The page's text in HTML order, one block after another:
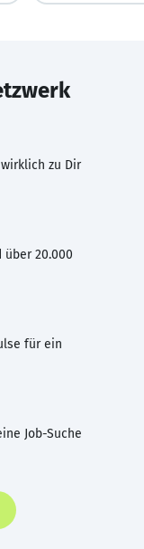
zu Dir
über 20.000
für ein
Job-Suche